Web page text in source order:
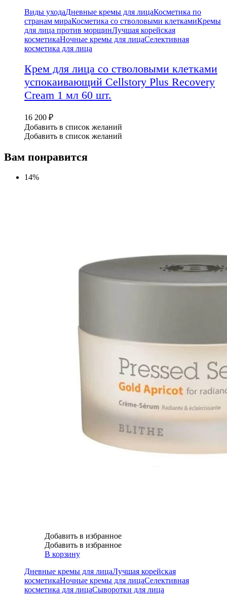
Виды уходаДневные кремы для лицаКосметика по
странам мираКосметика со стволовыми клеткамиКремы
для лица против морщинЛучшая корейская
косметикаНочные кремы для лицаСелективная
косметика для лица
Крем для лица со стволовыми клетками
успокаивающий Cellstory Plus Recovery
Cream 1 мл 60 шт.
16 200 ₽
Добавить в список желаний
Добавить в список желаний
Вам понравится
14%
Добавить в избранное
Добавить в избранное
В корзину
Дневные кремы для лицаЛучшая корейская
косметикаНочные кремы для лицаСелективная
косметика для лицаСыворотки для лица